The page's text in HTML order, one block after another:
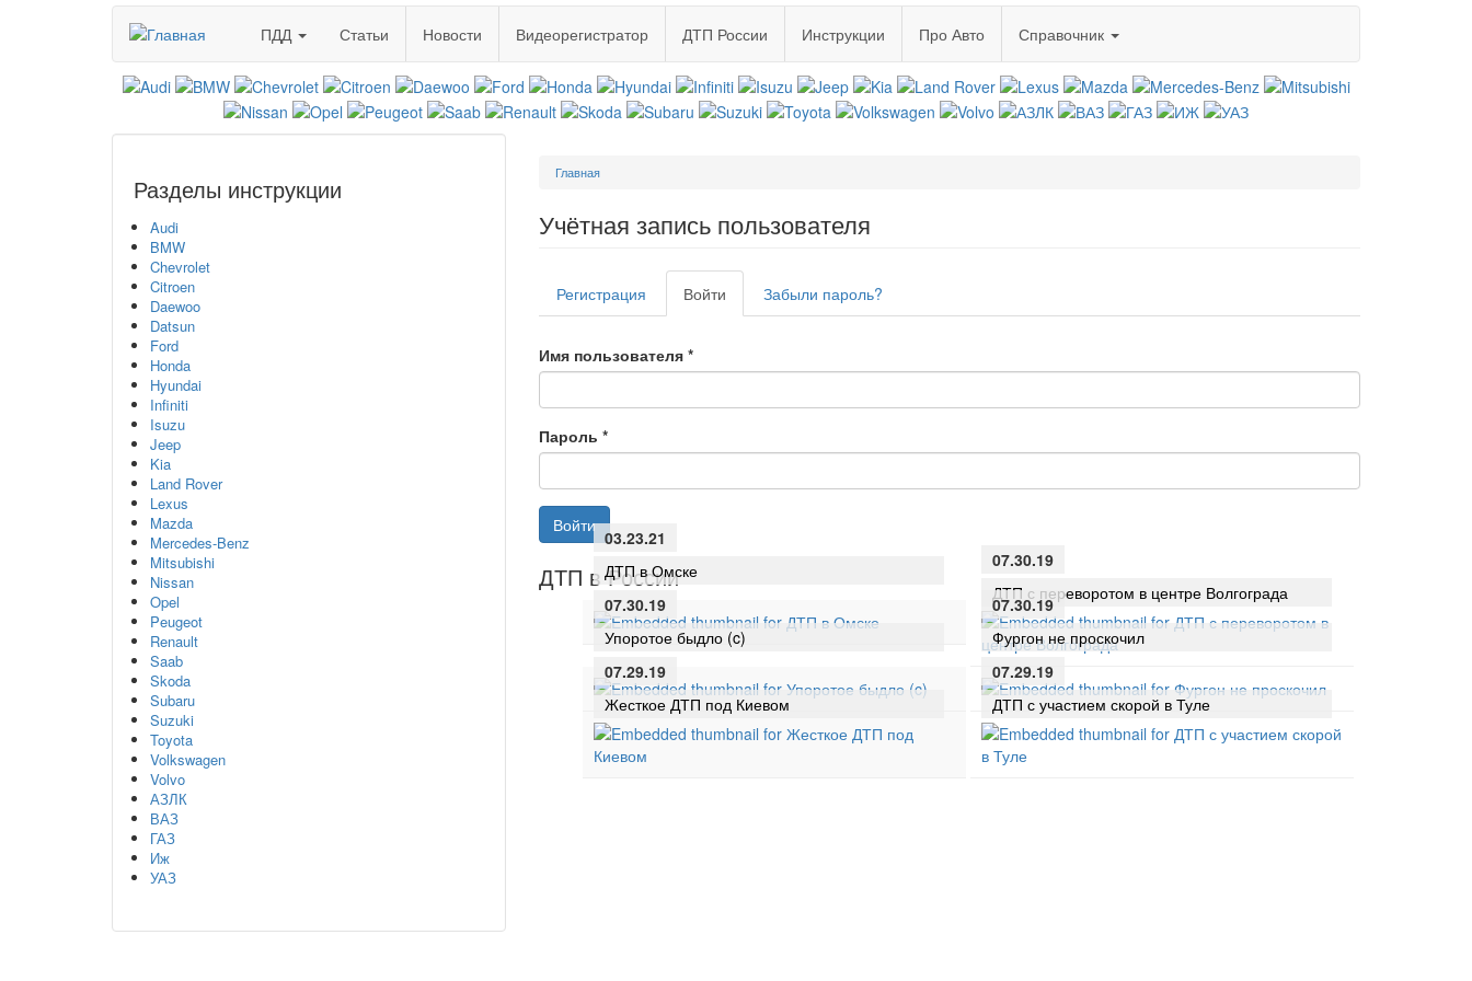
ПДД Статьи Новости Видеорегистратор ДТП России Инструкции Про Авто Справочник
Разделы инструкции
Audi
BMW
Chevrolet
Citroen
Daewoo
Datsun
Ford
Honda
Hyundai
Infiniti
Isuzu
Jeep
Kia
Land Rover
Lexus
Mazda
Mercedes-Benz
Mitsubishi
Nissan
Opel
Peugeot
Renault
Saab
Skoda
Subaru
Suzuki
Toyota
Volkswagen
Volvo
АЗЛК
ВАЗ
ГАЗ
Иж
УАЗ
Вы
Главная
Учётная запись пользователя
Главные
вкладки
Регистрация Войти (активная
вкладка)
Забыли пароль?
Имя пользователя *
Пароль *
Войти
ДТП в России
03.23.21
ДТП в Омске
07.30.19
ДТП с переворотом в центре Волгограда
07.30.19
Упоротое быдло (c)
07.30.19
Фургон не проскочил
07.29.19
Жесткое ДТП под Киевом
07.29.19
ДТП с участием скорой в Туле